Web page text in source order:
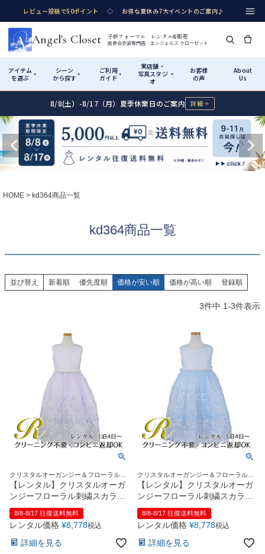
レビュー投稿で50ポイント ◇ お得な夏休み7大イベントのご案内♪
Angel's Closet 子供フォーマル レンタル&販売
発表会衣装専門店 エンジェルス クローゼット
アイテム
を選ぶ
▾
シーン
から探す ▾
ご利用
ガイド ▾
実店舗・
写真スタジ
オ
▾
お客様
の声
About
Us
Shop by Category アイテムから探す
カテゴリ詳細→ サイズで選ぶ →
七五三着物 シューズ
アウター レディース
販売
コスチューム アウター
ジュエリー 音楽雑貨
Shop by Occasion シーンから探す
性別・サイズで絞り込む→
Recital & Concours Wedding
Graduation & Entrance
卒業式・入学式
Shichi-Go-San
七五三
How It Works ご利用ガイド
Startはじめに
01
レンタル・販売の入口
03 Angel's Closetについて
予約・配送・返却・料金
レンタルの流れ
4ステップで簡単
あんしんパック
汚れ・キズ・破損の補償
Buy & Supportご購入・サポート
07 販売・共通のご案内
品質・返品・お手入れ
08 送料・お支払い
送料・決済方法
09 お問い合わせ
電話・メール・LINE
Visit Us 実店舗・写真スタジオ
Tsukuba Boutique
茨城県土浦市大町14-16-1F
10:00–18:00（完全予約制）
月曜日
店舗を予約する →
8/8(土）-8/17（月）夏季休業日のご案内 詳細
HOME kd364商品一覧
kd364商品一覧
並び替え 新着順 優先度順 価格が安い順 価格が高い順 登録順
3件中 1-3件表示
クリスタルオーガンジー＆フローラルス
カラップが素敵♪
【レンタル】クリスタルオーガ
ンジーフローラル刺繍スカラッ
プ子供ドレス(KD364)ライラッ
ク
8/8-8/17 往復送料無料
レンタル価格 ¥8,778税込
詳細を見る
クリスタルオーガンジー＆フローラルス
カラップが素敵♪
【レンタル】クリスタルオーガ
ンジーフローラル刺繍スカラッ
プ子供ドレス(KD364)ブルー
8/8-8/17 往復送料無料
レンタル価格 ¥8,778税込
詳細を見る